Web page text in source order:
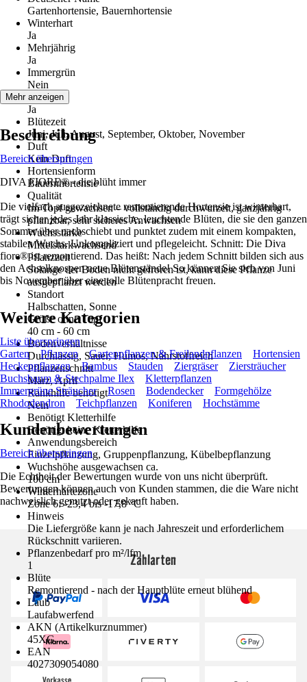
Gartenhortensie, Bauernhortensie
Winterhart
Ja
Mehrjährig
Ja
Immergrün
Nein
Blüte
Ja
Blütezeit
Juni, Juli, August, September, Oktober, November
Duft
Kein Duft
Hortensienform
Bauernhortensie
Qualität
Im Topf gewachsen – vollständig durchwurzelt, ganzjährig
pflanzbar, sehr sicheres Anwachsen
Wuchsstärke
Mittelstarkwachsend
Pflanzzeit
Solange der Boden nicht gefroren ist, kann diese Pflanze
ausgepflanzt werden
Standort
Halbschatten, Sonne
Größe ohne Topf
40 cm - 60 cm
Bodenverhältnisse
Durchlässig, Sauer, Humos, Nährstoffreich
Pflanzenschnitt
März, April
Rankhilfe benötigt
Nein
Benötigt Kletterhilfe
Benötigt keine Kletterhilfe
Anwendungsbereich
Einzelpflanzung, Gruppenpflanzung, Kübelbepflanzung
Wuchshöhe ausgewachsen ca.
100 cm
Winterhärtezone
Zone 6: -23,4 bis -17,8 °C
Hinweis
Die Liefergröße kann je nach Jahreszeit und erforderlichem
Rückschnitt variieren.
Pflanzenbedarf pro m²/lfm
1
Blüte
Remontierend - nach der Hauptblüte erneut blühend
Laub
Laufabwerfend
AKN (Artikelkurznummer)
45XG
EAN
4027309054080
Mehr anzeigen
Beschreibung
Bereich überspringen
DIVA FIORE® - die blüht immer
Die vielfach ausgezeichnete remontierende Hortensie ist winterhart,
trägt sicher jedes Jahr klassische, leuchtende Blüten, die sie den ganzen
Sommer über nachschiebt und punktet zudem mit einem kompakten,
stabilen Wuchs. Unkompliziert und pflegeleicht. Schnitt: Die Diva
fiore® ist remontierend. Das heißt: Nach jedem Schnitt bilden sich aus
den Achselknospen neue Blütenstände! So können Sie sich von Juni
bis November über eine tolle Blütenpracht freuen.
Weitere Kategorien
Liste überspringen
Garten
Pflanzen Gartenpflanzen & Freilandpflanzen
Hortensien
Heckenpflanzen
Bambus Stauden Ziergräser
Ziersträucher
Buchsbaum & Stechpalme Ilex
Kletterpflanzen
Immergrüne Sträucher
Rosen Bodendecker
Formgehölze
Rhododendron
Teichpflanzen Koniferen Hochstämme
Kundenbewertungen
Bereich überspringen
Die Echtheit der Bewertungen wurde von uns nicht überprüft.
Bewertungen können auch von Kunden stammen, die die Ware nicht
nachweislich genutzt oder gekauft haben.
Zahlarten